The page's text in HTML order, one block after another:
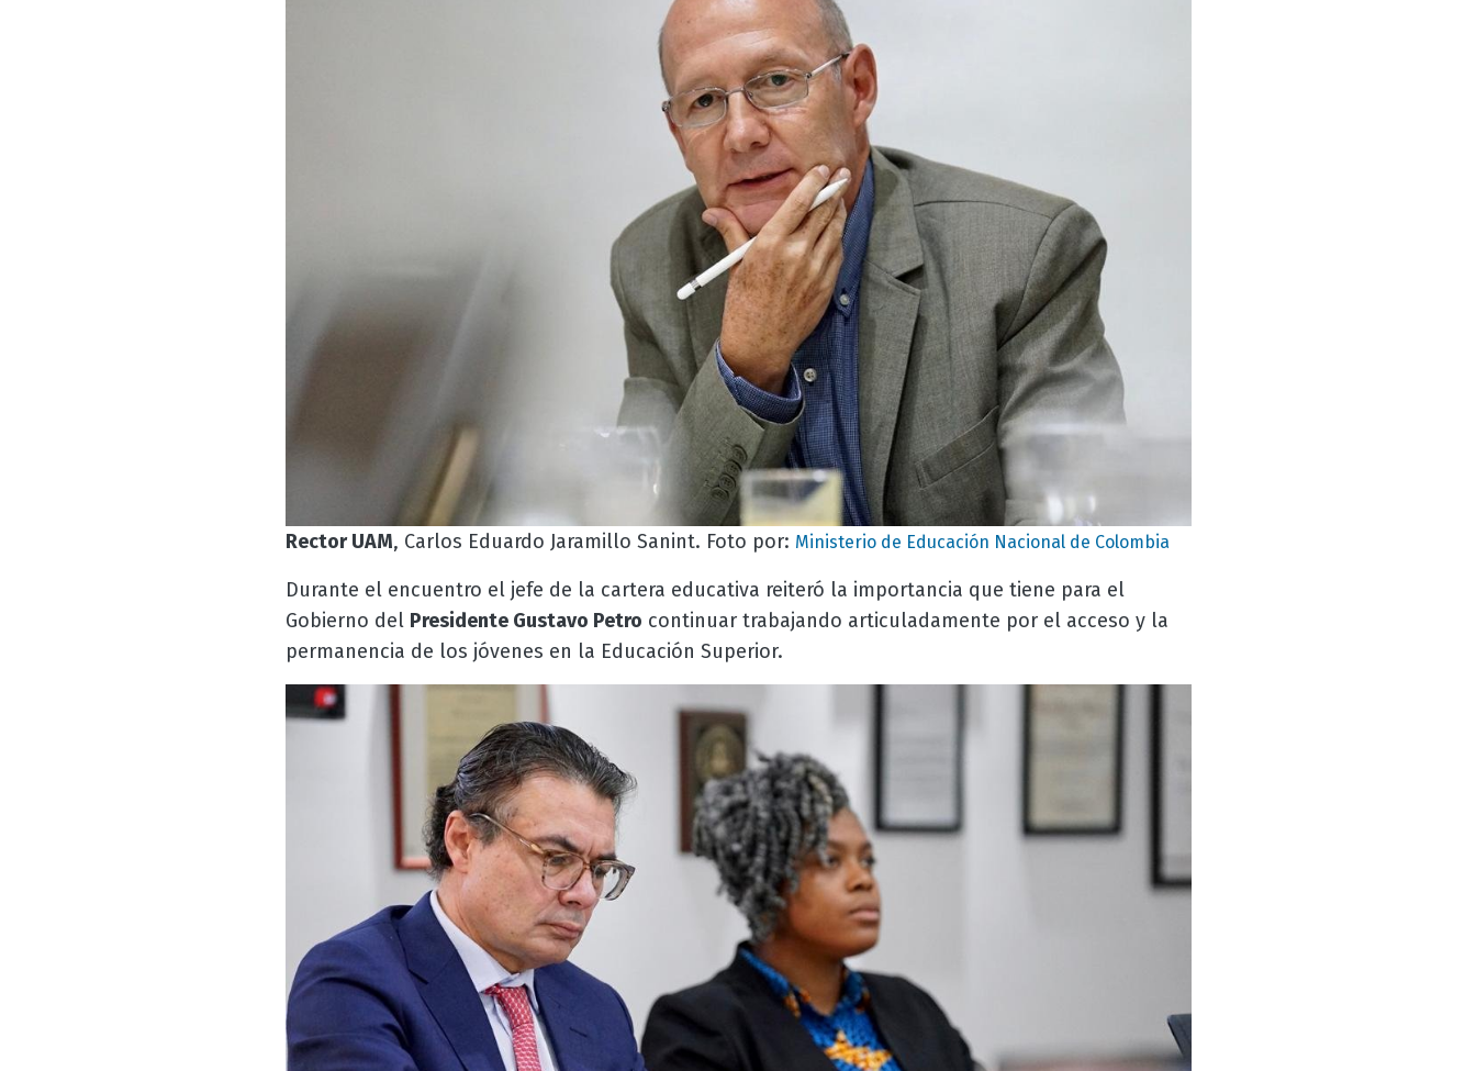
Rector UAM, Carlos Eduardo Jaramillo Sanint. Foto por: Ministerio de Educación Nacional de Colombia
Durante el encuentro el jefe de la cartera educativa reiteró la importancia que tiene para el
Gobierno del Presidente Gustavo Petro continuar trabajando articuladamente por el acceso y la
permanencia de los jóvenes en la Educación Superior.